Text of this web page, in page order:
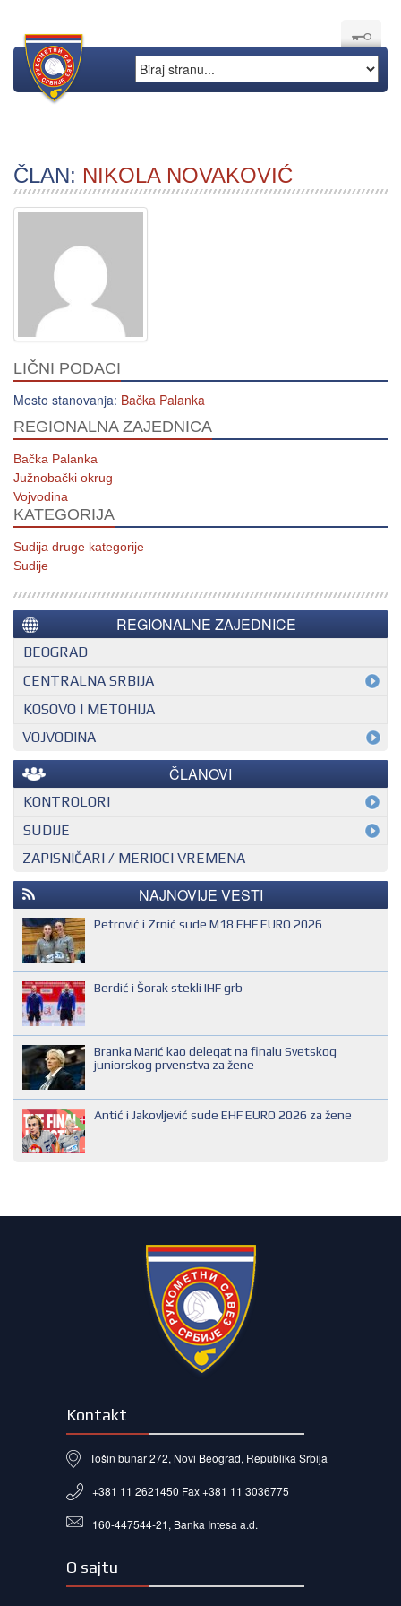
ČLAN: NIKOLA NOVAKOVIĆ
LIČNI PODACI
Mesto stanovanja: Bačka Palanka
REGIONALNA ZAJEDNICA
Bačka Palanka
Južnobački okrug
Vojvodina
KATEGORIJA
Sudija druge kategorije
Sudije
REGIONALNE ZAJEDNICE
BEOGRAD
CENTRALNA SRBIJA
KOSOVO I METOHIJA
VOJVODINA
ČLANOVI
KONTROLORI
MEĐUNARODNI KONTROLOR
NACIONALNI KONTROLOR
REGIONALNI KONTROLOR
SUDIJE
EHF SUDIJA
IHF SUDIJA
MLADI EVROPSKI SUDIJA
NACIONALNI SUDIJA
REGIONALNI SUDIJA
SUDIJA DRUGE KATEGORIJE
SUDIJA OMLADINAC
SUDIJA PRVE KATEGORIJE
ZAPISNIČARI / MERIOCI VREMENA
NAJNOVIJE VESTI
Petrović i Zrnić sude M18 EHF EURO 2026
Berdić i Šorak stekli IHF grb
Branka Marić kao delegat na finalu Svetskog
juniorskog prvenstva za žene
Antić i Jakovljević sude EHF EURO 2026 za žene
Kontakt
Tošin bunar 272, Novi Beograd, Republika Srbija
+381 11 2621450 Fax +381 11 3036775
160-447544-21, Banka Intesa a.d.
O sajtu